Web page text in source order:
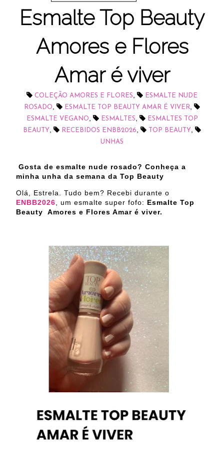
Esmalte Top Beauty
Amores e Flores
Amar é viver
COLEÇÃO AMORES E FLORES,
ESMALTE NUDE
ROSADO, ESMALTE TOP BEAUTY AMAR É VIVER,
ESMALTE VEGANO, ESMALTES,
ESMALTES TOP
BEAUTY, RECEBIDOS ENBB2026, TOP BEAUTY,
UNHAS
Gosta de esmalte nude rosado? Conheça a
minha unha da semana da Top Beauty
Olá, Estrela. Tudo bem? Recebi durante o
ENBB2026, um esmalte super fofo: Esmalte Top
Beauty Amores e Flores Amar é viver.